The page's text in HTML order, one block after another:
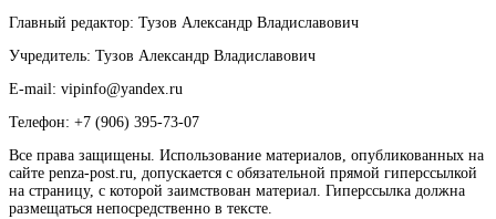
Главный редактор: Тузов Александр Владиславович
Учредитель: Тузов Александр Владиславович
E-mail: vipinfo@yandex.ru
Телефон: +7 (906) 395-73-07
Все права защищены. Использование материалов, опубликованных на
сайте penza-post.ru, допускается с обязательной прямой гиперссылкой
на страницу, с которой заимствован материал. Гиперссылка должна
размещаться непосредственно в тексте.